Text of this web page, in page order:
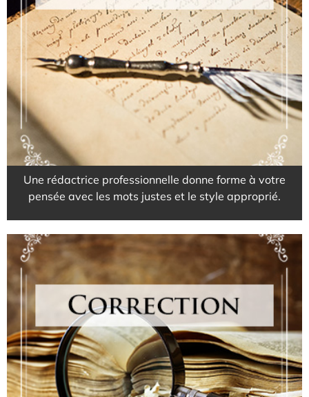
Pour des textes sur mesure
EN SAVOIR PLUS
Une rédactrice professionnelle donne forme à votre
pensée avec les mots justes et le style approprié.
Pour des écrits irréprochables
EN SAVOIR PLUS